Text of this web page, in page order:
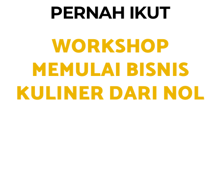
MEREKA YANG SUDAH
PERNAH BELAJAR